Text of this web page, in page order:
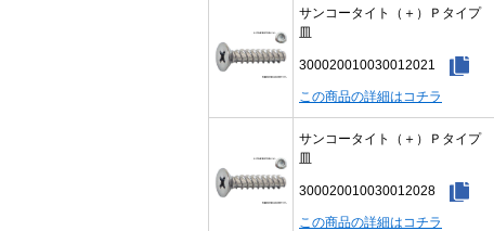
サンコータイト（＋）Ｐタイプ
皿
300020010030012021
この商品の詳細はコチラ
サンコータイト（＋）Ｐタイプ
皿
300020010030012028
この商品の詳細はコチラ